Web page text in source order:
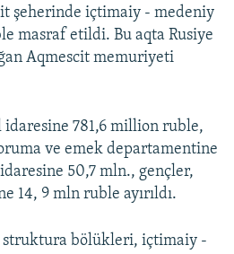
şeherinde içtimaiy - medeniy
masraf etildi. Bu aqta Rusiye
Aqmescit memuriyeti
781,6 million ruble,
ve emek departamentine
50,7 mln., gençler,
14, 9 mln ruble ayırıldı.
bölükleri, içtimaiy -